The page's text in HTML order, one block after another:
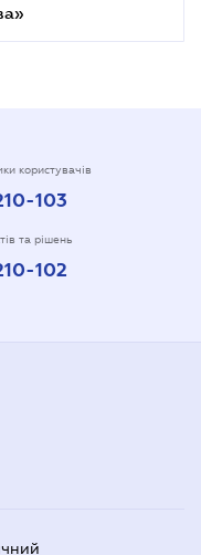
користувачів
103
та рішень
102